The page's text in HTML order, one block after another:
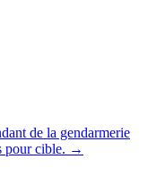
de la gendarmerie
pour cible. →